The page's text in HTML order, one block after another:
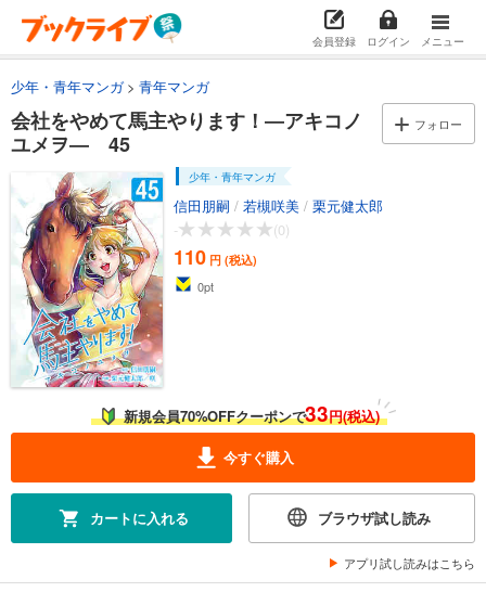
会員登録 ログイン メニュー
少年・青年マンガ 青年マンガ
会社をやめて馬主やります！―アキコノ
ユメヲ― 45
フォロー
少年・青年マンガ
信田朋嗣 / 若槻咲美 / 栗元健太郎
-
(0)
110 円 (税込)
0pt
新規会員70%OFFクーポンで33円(税込)
今すぐ購入
カートに入れる ブラウザ試し読み
アプリ試し読みはこちら
110円 (税込)
カート
あらすじを表示する
会社をやめて馬主やります！ ― アキコノユメヲ ― 35
110円 (税込)
あらすじを表示する
会社をやめて馬主やります！ ― アキコノユメヲ ― 36
110円 (税込)
あらすじを表示する
会社をやめて馬主やります！ ― アキコノユメヲ ― 37
110円 (税込)